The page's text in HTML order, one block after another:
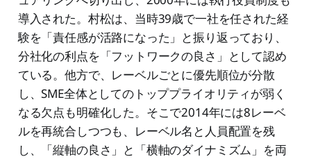
導入された。村松は、当時39歳で一社を任された経
験を「責任感が活路になった」と振り返っており、
分社化の利点を「フットワークの良さ」として認め
ている。他方で、レーベルごとに優先順位が分散
し、SME全体としてのトッププライオリティが弱く
なる欠点も明確化した。そこで2014年には8レーベ
ルを再統合しつつも、レーベル名と人員配置を残
し、「縦軸の良さ」と「横軸のダイナミズム」を両